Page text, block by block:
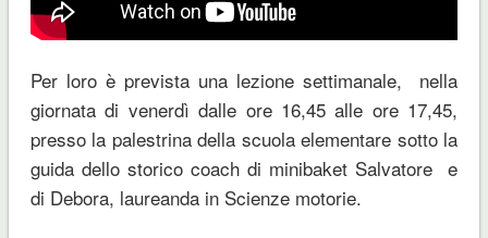
Per loro è prevista una lezione settimanale, nella
giornata di venerdì dalle ore 16,45 alle ore 17,45,
presso la palestrina della scuola elementare sotto la
guida dello storico coach di minibaket Salvatore e
di Debora, laureanda in Scienze motorie.